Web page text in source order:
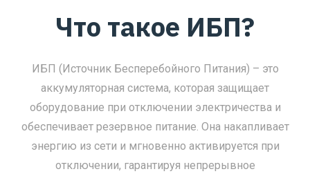
Что такое ИБП?
ИБП (Источник Бесперебойного Питания) – это
аккумуляторная система, которая защищает
оборудование при отключении электричества и
обеспечивает резервное питание. Она накапливает
энергию из сети и мгновенно активируется при
отключении, гарантируя непрерывное